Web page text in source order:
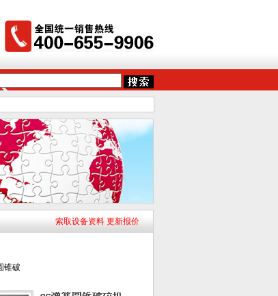
索取设备资料 更新报价
锥破